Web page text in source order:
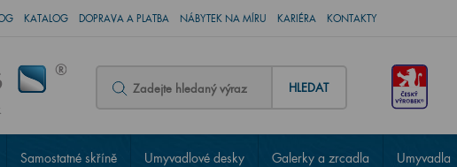
KATALOG DOPRAVA A PLATBA NÁBYTEK NA MÍRU KARIÉRA KONTAKTY
HLEDAT
Samostatné skříně Umyvadlové desky Galerky a zrcadla Umyvadla